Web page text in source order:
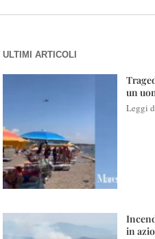
ULTIMI ARTICOLI
un
Leggi
in